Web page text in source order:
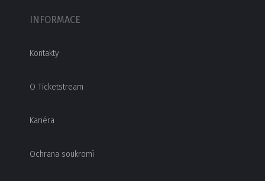
INFORMACE
Kontakty
O Ticketstream
Kariéra
Ochrana soukromí